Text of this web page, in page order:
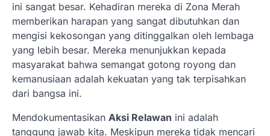
ini sangat besar. Kehadiran mereka di Zona Merah
memberikan harapan yang sangat dibutuhkan dan
mengisi kekosongan yang ditinggalkan oleh lembaga
yang lebih besar. Mereka menunjukkan kepada
masyarakat bahwa semangat gotong royong dan
kemanusiaan adalah kekuatan yang tak terpisahkan
dari bangsa ini.
Mendokumentasikan Aksi Relawan ini adalah
tanggung jawab kita. Meskipun mereka tidak mencari